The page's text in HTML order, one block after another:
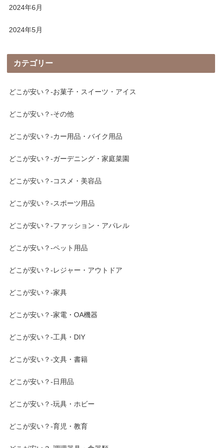
2024年6月
2024年5月
カテゴリー
どこが安い？-お菓子・スイーツ・アイス
どこが安い？-その他
どこが安い？-カー用品・バイク用品
どこが安い？-ガーデニング・家庭菜園
どこが安い？-コスメ・美容品
どこが安い？-スポーツ用品
どこが安い？-ファッション・アパレル
どこが安い？-ペット用品
どこが安い？-レジャー・アウトドア
どこが安い？-家具
どこが安い？-家電・OA機器
どこが安い？-工具・DIY
どこが安い？-文具・書籍
どこが安い？-日用品
どこが安い？-玩具・ホビー
どこが安い？-育児・教育